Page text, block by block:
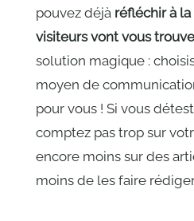
pouvez déjà réfléchir à
visiteurs vont vous
solution magique :
moyen de
pour vous ! Si vous
comptez pas trop sur
encore moins sur des
moins de les faire